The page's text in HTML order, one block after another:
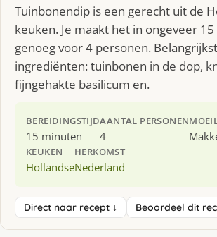
Tuinbonendip is een gerecht uit de
keuken. Je maakt het in ongeveer
genoeg voor 4 personen.
ingrediënten: tuinbonen in de dop,
fijngehakte basilicum en.
BEREIDINGSTIJD
15 minuten
AANTAL PERSONEN
4
KEUKEN
Hollandse
HERKOMST
Nederland
Direct naar recept ↓ Beoordeel dit